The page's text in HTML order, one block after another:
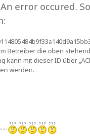
error occured.
Betreiber die oben
kann mit dieser ID über
werden.